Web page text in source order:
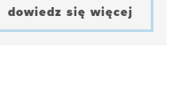
dowiedz się więcej